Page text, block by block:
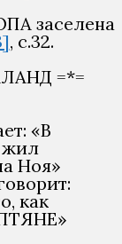
заселена
, с.32.
=*=
«В
жил
Ноя»
как